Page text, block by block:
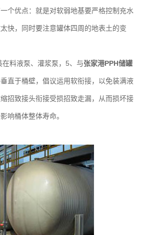
个优点：就是对软弱地基要严格控制充水
快，同时要注意罐体四周的地表土的变
料液泵、灌浆泵，5、与张家港PPH储罐
直于桶壁，倡议运用软衔接，以免装满液
招致接头衔接受损招致走漏，从而损坏接
响桶体整体寿命。